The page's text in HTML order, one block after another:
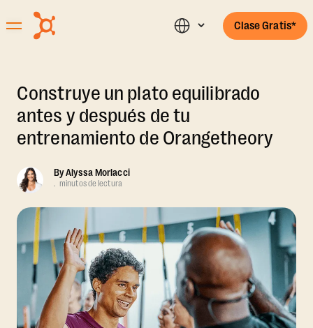
Clase Gratis*
Construye un plato equilibrado
antes y después de tu
entrenamiento de Orangetheory
ByAlyssa Morlacci
. minutos de lectura